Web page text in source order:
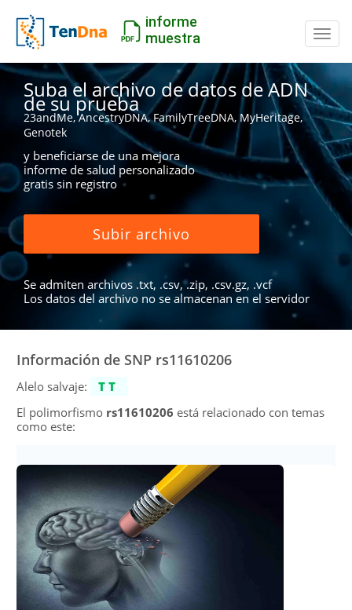
informe
muestra
Suba el archivo de datos de ADN
de su prueba
23andMe, AncestryDNA, FamilyTreeDNA, MyHeritage,
Genotek
y beneficiarse de una mejora
informe de salud personalizado
gratis sin registro
Subir archivo
Se admiten archivos .txt, .csv, .zip, .csv.gz, .vcf
Los datos del archivo no se almacenan en el servidor
Información de SNP rs11610206
Alelo salvaje:
TT
El polimorfismo rs11610206 está relacionado con temas
como este: